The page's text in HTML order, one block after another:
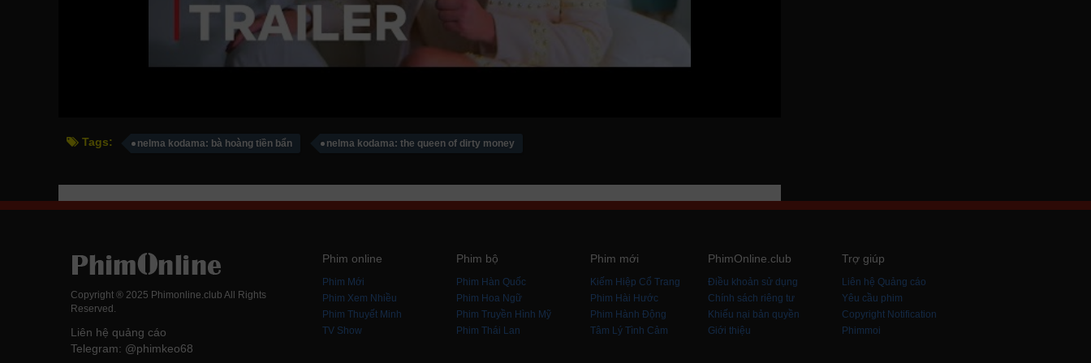
Tags: nelma kodama: bà hoàng tiền bẩn nelma kodama: the queen of dirty money
Copyright ® 2025 Phimonline.club All Rights
Reserved.
Liên hệ quảng cáo
Telegram: @phimkeo68
Phim online
Phim Mới
Phim Xem Nhiều
Phim Thuyết Minh
TV Show
Phim bộ
Phim Hàn Quốc
Phim Hoa Ngữ
Phim Truyền Hình Mỹ
Phim Thái Lan
Phim mới
Kiếm Hiệp Cổ Trang
Phim Hài Hước
Phim Hành Động
Tâm Lý Tình Cảm
PhimOnline.club
Điều khoản sử dụng
Chính sách riêng tư
Khiếu nại bản quyền
Giới thiệu
Trợ giúp
Liên hệ Quảng cáo
Yêu cầu phim
Copyright Notification
Phimmoi